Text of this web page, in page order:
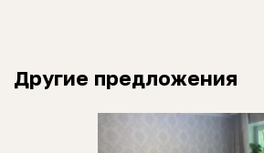
Другие предложения